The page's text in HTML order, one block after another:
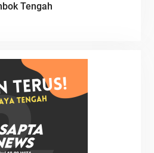
Tengah